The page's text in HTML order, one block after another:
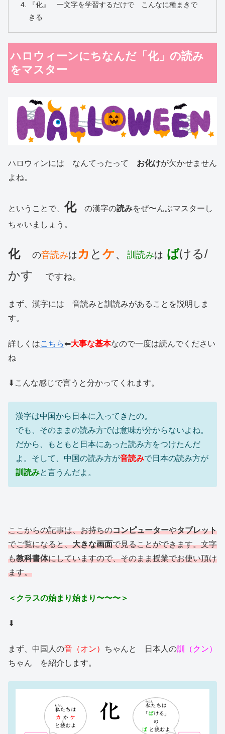
『化』 一文字を学習するだけで こんなに種まきで
きる
ハロウィーンにちなんだ「化」の読み
をマスター
ハロウィンには なんてったって お化けが欠かせません
よね。
ということで、 化の漢字の読みをぜ〜んぶマスターし
ちゃいましょう。
化 の音読みは カ と ケ、 訓読みは ばける/
かす
ですね。
まず、漢字には 音読みと訓読みがあることを説明しま
す。
詳しくはこちら⬅︎大事な基本なので一度は読んでください
ね
⬇︎こんな感じで言うと分かってくれます。
漢字は中国から日本に入ってきたの。
でも、そのままの読み方では意味が分からないよね。
だから、もともと日本にあった読み方をつけたんだ
よ。そして、中国の読み方が音読みで日本の読み方が
訓読みと言うんだよ。
ここからの記事は、お持ちのコンピューターやタブレット
でご覧になると、大きな画面で見ることができます。文字
も教科書体にしていますので、そのまま授業でお使い頂け
ます。
＜クラスの始まり始まり〜〜〜＞
⬇︎
まず、中国人の音（オン） ちゃんと 日本人の訓（クン）
ちゃん を紹介します。